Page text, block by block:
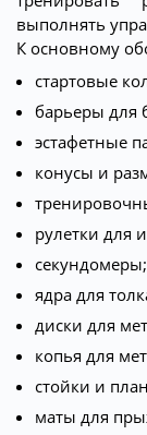
выполнять
К основному
стартовые
барьеры для
эстафетные
конусы и
рулетки для
секундомеры;
ядра для
диски для
копья для
стойки и
маты для